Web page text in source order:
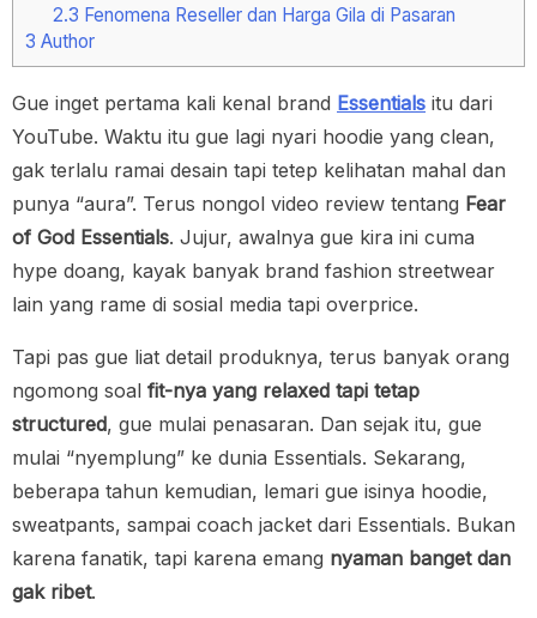
2.3 Fenomena Reseller dan Harga Gila di Pasaran
3 Author
Gue inget pertama kali kenal brand Essentials itu dari
YouTube. Waktu itu gue lagi nyari hoodie yang clean,
gak terlalu ramai desain tapi tetep kelihatan mahal dan
punya “aura”. Terus nongol video review tentang Fear
of God Essentials. Jujur, awalnya gue kira ini cuma
hype doang, kayak banyak brand fashion streetwear
lain yang rame di sosial media tapi overprice.
Tapi pas gue liat detail produknya, terus banyak orang
ngomong soal fit-nya yang relaxed tapi tetap
structured, gue mulai penasaran. Dan sejak itu, gue
mulai “nyemplung” ke dunia Essentials. Sekarang,
beberapa tahun kemudian, lemari gue isinya hoodie,
sweatpants, sampai coach jacket dari Essentials. Bukan
karena fanatik, tapi karena emang nyaman banget dan
gak ribet.